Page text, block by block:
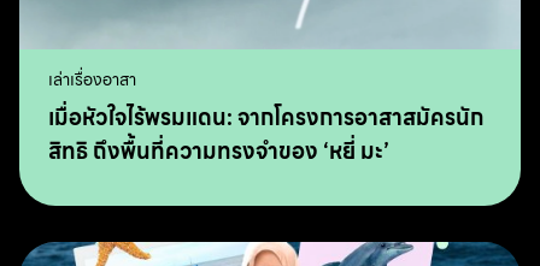
เล่าเรื่องอาสา
เมื่อหัวใจไร้พรมแดน: จากโครงการอาสาสมัครนัก
สิทธิ ถึงพื้นที่ความทรงจำของ ‘หยี่ มะ’